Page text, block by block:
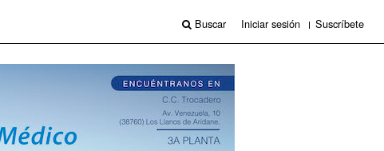
Buscar Iniciar sesión Suscríbete